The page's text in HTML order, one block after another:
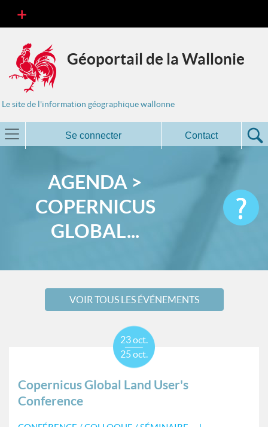
Géoportail de la Wallonie
Le site de l'information géographique wallonne
Se connecter Contact
AGENDA >
COPERNICUS
GLOBAL...
VOIR TOUS LES ÉVÉNEMENTS
Copernicus Global Land User's
Conference
23 oct.
25 oct.